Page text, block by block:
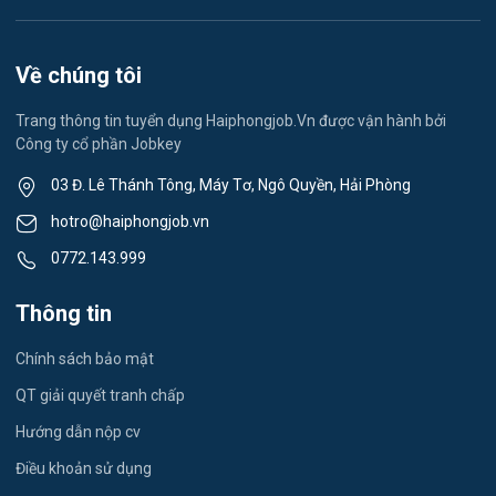
Lái xe
Tiếng Nhật
Du lịch
Công nhân
Thời Vụ
Việc làm Nam Đồng
Việc làm Tân Hưng
Việc làm Ái Quốc
Việc làm Chu Văn An
Về chúng tôi
Trang thông tin tuyển dụng Haiphongjob.Vn được vận hành bởi
Công ty cổ phần Jobkey
03 Đ. Lê Thánh Tông, Máy Tơ, Ngô Quyền, Hải Phòng
hotro@haiphongjob.vn
0772.143.999
Thông tin
Chính sách bảo mật
QT giải quyết tranh chấp
Hướng dẫn nộp cv
Điều khoản sử dụng